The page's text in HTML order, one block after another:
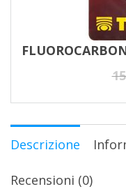
Descrizione
Recensioni (0)